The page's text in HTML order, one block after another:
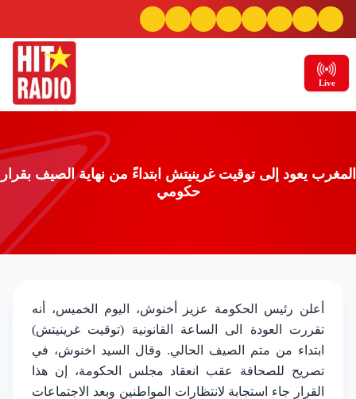
Live
المغرب يعود إلى توقيت غرينيتش ابتداءً من نهاية الصيف بقرار
حكومي
المغرب يعود إلى توقيت غرينيتش ابتداءً من نهاية
الصيف بقرار حكومي
أعلن رئيس الحكومة عزيز أخنوش، اليوم الخميس، أنه
تقررت العودة الى الساعة القانونية (توقيت غرينيتش)
ابتداء من متم الصيف الحالي. وقال السيد اخنوش، في
تصريح للصحافة عقب انعقاد مجلس الحكومة، إن هذا
القرار جاء استجابة لانتظارات المواطنين وبعد الاجتماعات